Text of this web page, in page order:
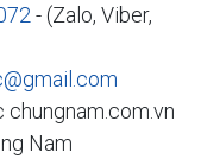
- (Zalo, Viber,
chungnam.com.vn
Nam